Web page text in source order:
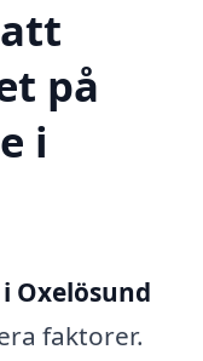
på
i
Oxelösund
faktorer.